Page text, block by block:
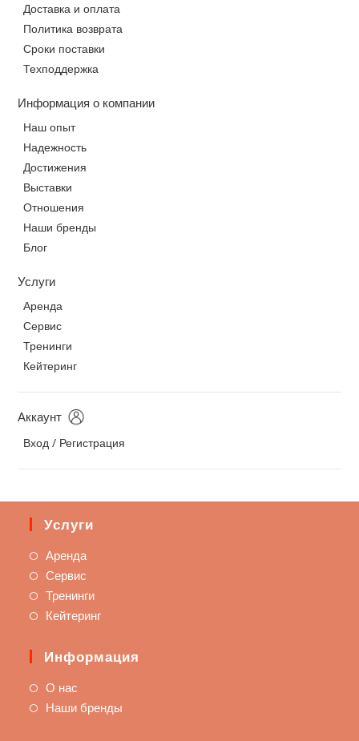
Доставка и оплата
Политика возврата
Сроки поставки
Техподдержка
Информация о компании
Наш опыт
Надежность
Достижения
Выставки
Отношения
Наши бренды
Блог
Услуги
Аренда
Сервис
Тренинги
Кейтеринг
Аккаунт
Вход / Регистрация
Услуги
Аренда
Сервис
Тренинги
Кейтеринг
Информация
О нас
Наши бренды